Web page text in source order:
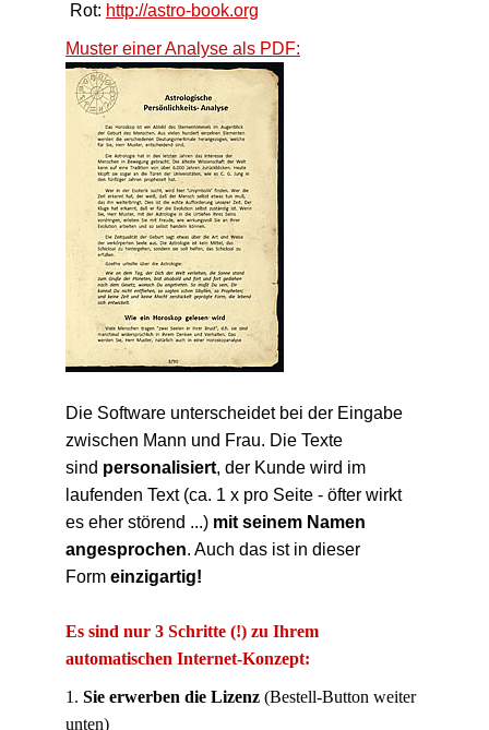
Rot: http://astro-book.org
Muster einer Analyse als PDF:
Die Software unterscheidet bei der Eingabe
zwischen Mann und Frau. Die Texte
sind personalisiert, der Kunde wird im
laufenden Text (ca. 1 x pro Seite - öfter wirkt
es eher störend ...) mit seinem Namen
angesprochen. Auch das ist in dieser
Form einzigartig!
Es sind nur 3 Schritte (!) zu Ihrem
automatischen Internet-Konzept:
1. Sie erwerben die Lizenz (Bestell-Button weiter
unten)